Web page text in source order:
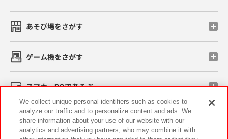
あそび場をさがす
ゲーム機をさがす
スマホ・PCであそぶ
イベント・キャンペーン
We collect unique personal identifiers such as cookies to
analyze our traffic and to personalize content and ads. We
share information about your use of our website with our
analytics and advertising partners, who may combine it with